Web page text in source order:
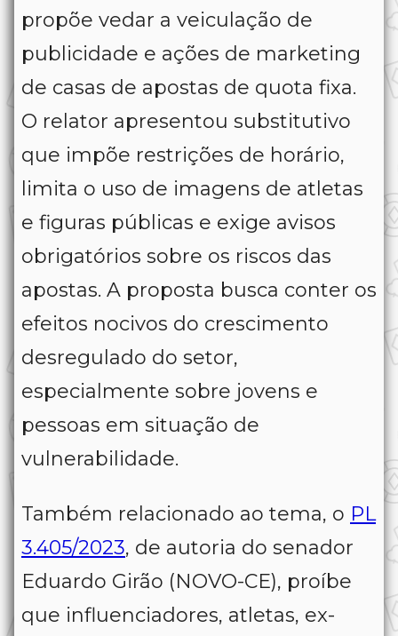
propõe vedar a veiculação de
publicidade e ações de marketing
de casas de apostas de quota fixa.
O relator apresentou substitutivo
que impõe restrições de horário,
limita o uso de imagens de atletas
e figuras públicas e exige avisos
obrigatórios sobre os riscos das
apostas. A proposta busca conter os
efeitos nocivos do crescimento
desregulado do setor,
especialmente sobre jovens e
pessoas em situação de
vulnerabilidade.
Também relacionado ao tema, o PL
3.405/2023, de autoria do senador
Eduardo Girão (NOVO-CE), proíbe
que influenciadores, atletas, ex-